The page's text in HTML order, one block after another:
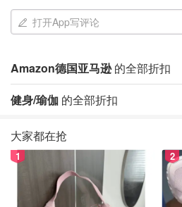
打开App写评论
Amazon德国亚马逊的全部折扣
健身/瑜伽 的全部折扣
大家都在抢
1 2